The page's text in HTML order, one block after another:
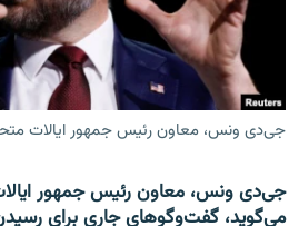
جی‌دی ونس، معاون رئیس جمهور ایالات
جی‌دی ونس، معاون رئیس جمهور
می‌گوید، گفت‌وگوهای جاری برای